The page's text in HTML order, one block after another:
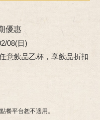
優惠
08(日)
意飲品乙杯，享飲品折扣
餐平台恕不適用。